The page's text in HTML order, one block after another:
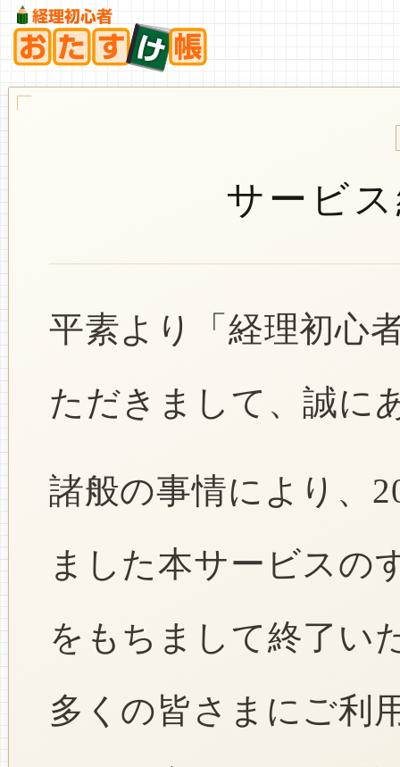
サービ
平素より「経理初心
ただきまして、誠に
諸般の事情により、
ました本サービスの
をもちまして終了い
多くの皆さまにご利